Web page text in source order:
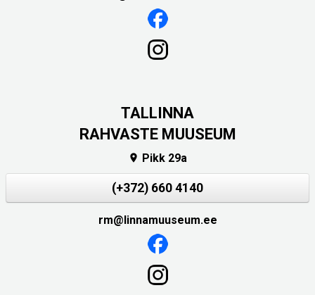
TALLINNA
RAHVASTE MUUSEUM
 Pikk 29a
(+372) 660 4140
rm@linnamuuseum.ee